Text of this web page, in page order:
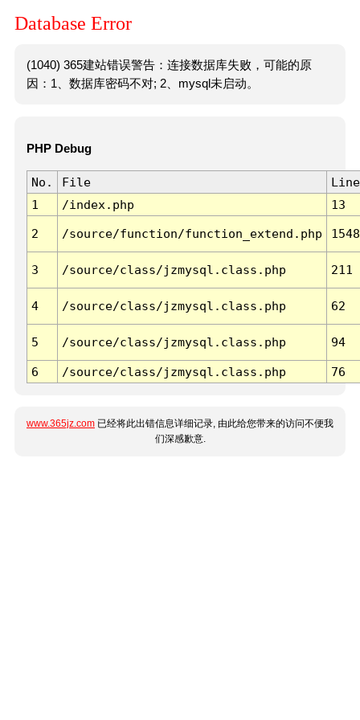
Database Error
(1040) 365建站错误警告：连接数据库失败，可能的原
因：1、数据库密码不对; 2、mysql未启动。
PHP Debug
No. File
Line
1
/index.php 13
2 /source/function/function_extend.php 1548
3 /source/class/jzmysql.class.php 211
4 /source/class/jzmysql.class.php 62
5 /source/class/jzmysql.class.php 94
6 /source/class/jzmysql.class.php 76
www.365jz.com 已经将此出错信息详细记录, 由此给您带来的访问不便我
们深感歉意.